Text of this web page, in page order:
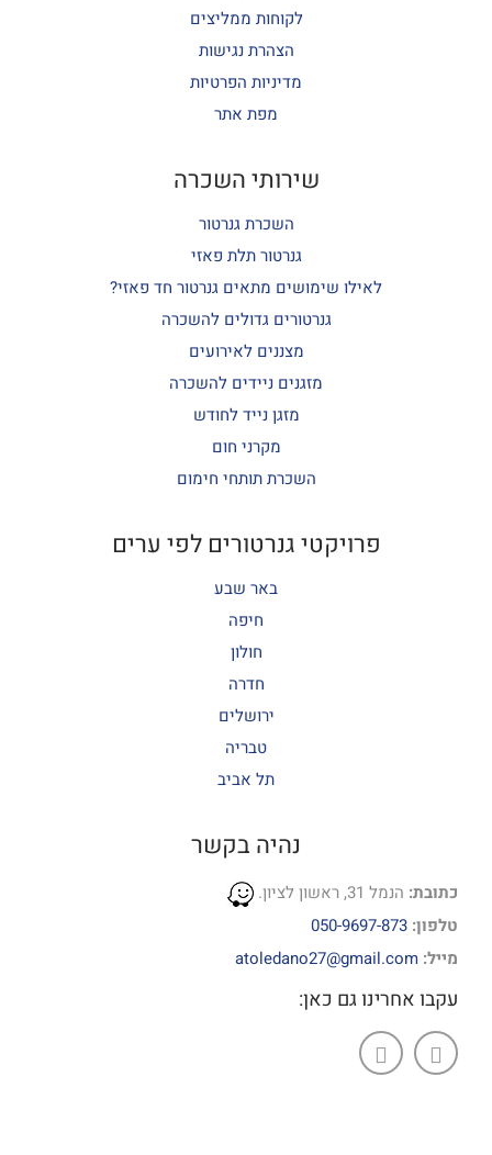
לקוחות ממליצים
הצהרת נגישות
מדיניות הפרטיות
מפת אתר
שירותי השכרה
השכרת גנרטור
גנרטור תלת פאזי
לאילו שימושים מתאים גנרטור חד פאזי?
גנרטורים גדולים להשכרה
מצננים לאירועים
מזגנים ניידים להשכרה
מזגן נייד לחודש
מקרני חום
השכרת תותחי חימום
פרויקטי גנרטורים לפי ערים
באר שבע
חיפה
חולון
חדרה
ירושלים
טבריה
תל אביב
נהיה בקשר
כתובת: הנמל 31, ראשון לציון.
טלפון: 050-9697-873
מייל: atoledano27@gmail.com
עקבו אחרינו גם כאן: